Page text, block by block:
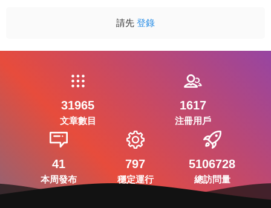
請先 登錄
31965
文章數目
1617
注冊用戶
41
本周發布
797
穩定運行
5106728
總訪問量